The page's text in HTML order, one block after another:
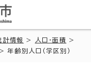
計情報 > 人口・面積
>
> 年齢別人口（学区別）